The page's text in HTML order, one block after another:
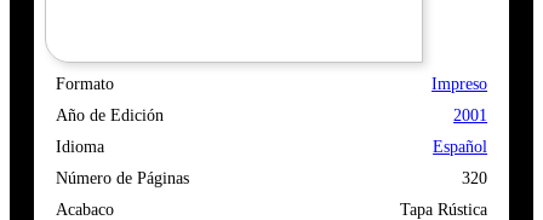
Formato
Impreso
Año de Edición
2001
Idioma
Español
Número de Páginas
320
Acabaco
Tapa Rústica